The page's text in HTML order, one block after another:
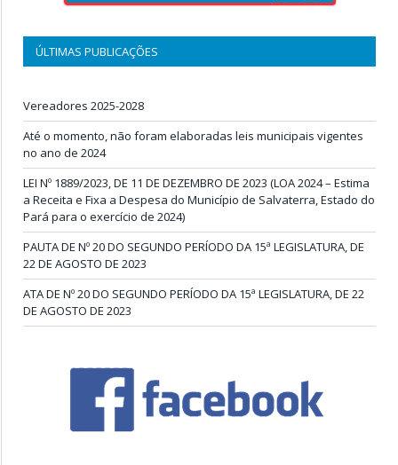
ÚLTIMAS PUBLICAÇÕES
Vereadores 2025-2028
Até o momento, não foram elaboradas leis municipais vigentes
no ano de 2024
LEI Nº 1889/2023, DE 11 DE DEZEMBRO DE 2023 (LOA 2024 – Estima
a Receita e Fixa a Despesa do Município de Salvaterra, Estado do
Pará para o exercício de 2024)
PAUTA DE Nº 20 DO SEGUNDO PERÍODO DA 15ª LEGISLATURA, DE
22 DE AGOSTO DE 2023
ATA DE Nº 20 DO SEGUNDO PERÍODO DA 15ª LEGISLATURA, DE 22
DE AGOSTO DE 2023